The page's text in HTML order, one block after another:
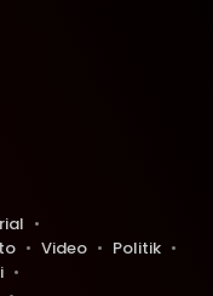
Video
Politik